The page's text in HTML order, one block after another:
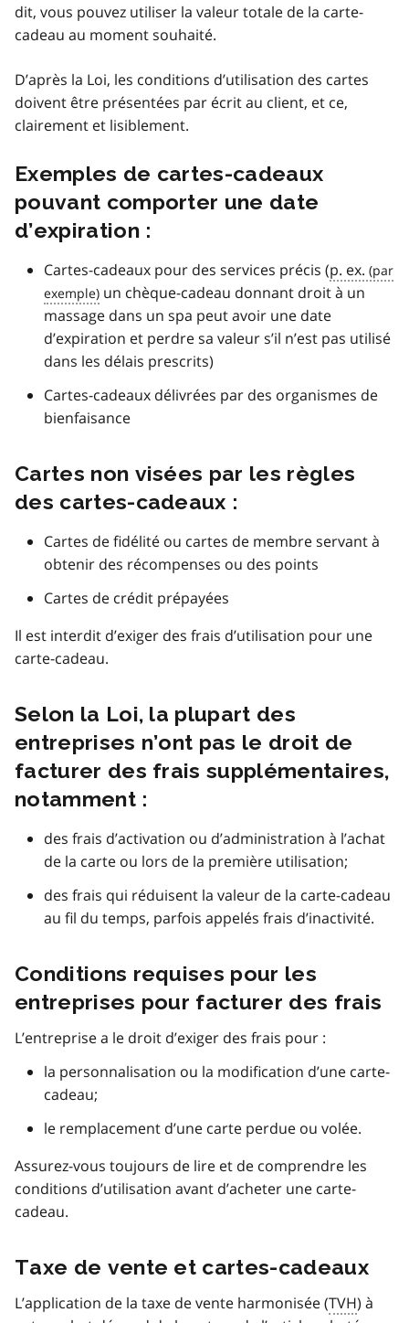
dit, vous pouvez utiliser la valeur totale de la carte-
cadeau au moment souhaité.
D’après la Loi, les conditions d’utilisation des cartes
doivent être présentées par écrit au client, et ce,
clairement et lisiblement.
Exemples de cartes-cadeaux
pouvant comporter une date
d’expiration :
Cartes-cadeaux pour des services précis (p. ex.
un chèque-cadeau donnant droit à un
massage dans un spa peut avoir une date
d’expiration et perdre sa valeur s’il n’est pas utilisé
dans les délais prescrits)
Cartes-cadeaux délivrées par des organismes de
bienfaisance
Cartes non visées par les règles
des cartes-cadeaux :
Cartes de fidélité ou cartes de membre servant à
obtenir des récompenses ou des points
Cartes de crédit prépayées
Il est interdit d’exiger des frais d’utilisation pour une
carte-cadeau.
Selon la Loi, la plupart des
entreprises n’ont pas le droit de
facturer des frais supplémentaires,
notamment :
des frais d’activation ou d’administration à l’achat
de la carte ou lors de la première utilisation;
des frais qui réduisent la valeur de la carte-cadeau
au fil du temps, parfois appelés frais d’inactivité.
Conditions requises pour les
entreprises pour facturer des frais
L’entreprise a le droit d’exiger des frais pour :
la personnalisation ou la modification d’une carte-
cadeau;
le remplacement d’une carte perdue ou volée.
Assurez-vous toujours de lire et de comprendre les
conditions d’utilisation avant d’acheter une carte-
cadeau.
Taxe de vente et cartes-cadeaux
L’application de la taxe de vente harmonisée (TVH) à